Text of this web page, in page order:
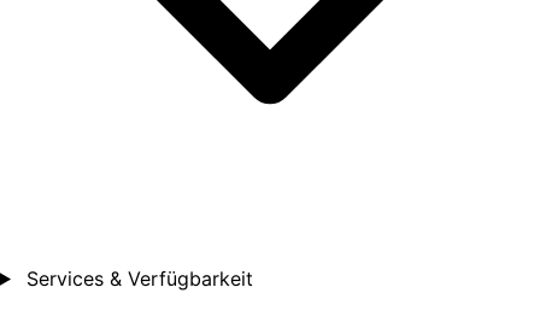
Services & Verfügbarkeit